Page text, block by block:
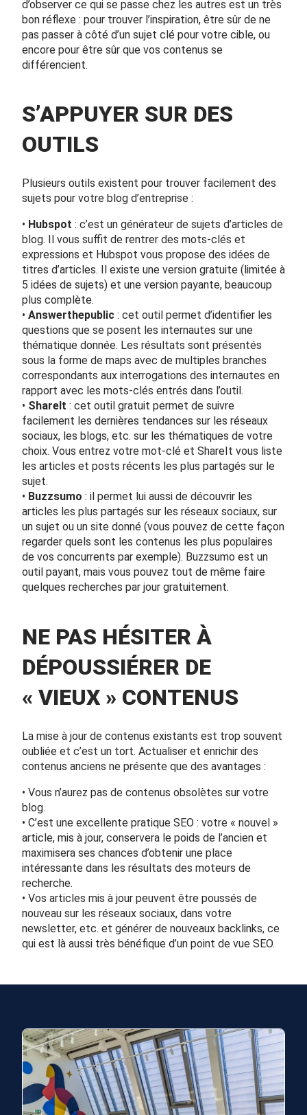
d’observer ce qui se passe chez les autres est un très
bon réflexe : pour trouver l’inspiration, être sûr de ne
pas passer à côté d’un sujet clé pour votre cible, ou
encore pour être sûr que vos contenus se
différencient.
S’APPUYER SUR DES
OUTILS
Plusieurs outils existent pour trouver facilement des
sujets pour votre blog d’entreprise :
• Hubspot : c’est un générateur de sujets d’articles de
blog. Il vous suffit de rentrer des mots-clés et
expressions et Hubspot vous propose des idées de
titres d’articles. Il existe une version gratuite (limitée à
5 idées de sujets) et une version payante, beaucoup
plus complète.
• Answerthepublic : cet outil permet d’identifier les
questions que se posent les internautes sur une
thématique donnée. Les résultats sont présentés
sous la forme de maps avec de multiples branches
correspondants aux interrogations des internautes en
rapport avec les mots-clés entrés dans l’outil.
• ShareIt : cet outil gratuit permet de suivre
facilement les dernières tendances sur les réseaux
sociaux, les blogs, etc. sur les thématiques de votre
choix. Vous entrez votre mot-clé et ShareIt vous liste
les articles et posts récents les plus partagés sur le
sujet.
• Buzzsumo : il permet lui aussi de découvrir les
articles les plus partagés sur les réseaux sociaux, sur
un sujet ou un site donné (vous pouvez de cette façon
regarder quels sont les contenus les plus populaires
de vos concurrents par exemple). Buzzsumo est un
outil payant, mais vous pouvez tout de même faire
quelques recherches par jour gratuitement.
NE PAS HÉSITER À
DÉPOUSSIÉRER DE
« VIEUX » CONTENUS
La mise à jour de contenus existants est trop souvent
oubliée et c’est un tort. Actualiser et enrichir des
contenus anciens ne présente que des avantages :
• Vous n’aurez pas de contenus obsolètes sur votre
blog.
• C’est une excellente pratique SEO : votre « nouvel »
article, mis à jour, conservera le poids de l’ancien et
maximisera ses chances d’obtenir une place
intéressante dans les résultats des moteurs de
recherche.
• Vos articles mis à jour peuvent être poussés de
nouveau sur les réseaux sociaux, dans votre
newsletter, etc. et générer de nouveaux backlinks, ce
qui est là aussi très bénéfique d’un point de vue SEO.